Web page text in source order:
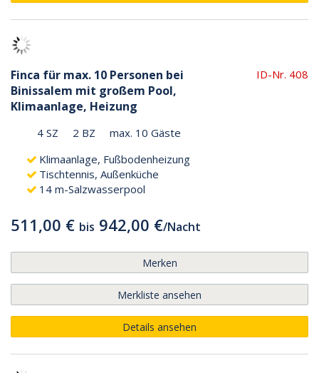
Finca für max. 10 Personen bei
Binissalem mit großem Pool,
Klimaanlage, Heizung
ID-Nr. 408
4 SZ 2 BZ
max. 10 Gäste
Klimaanlage, Fußbodenheizung
Tischtennis, Außenküche
14 m-Salzwasserpool
511,00 € bis 942,00 €/Nacht
Merken
Merkliste ansehen
Details ansehen